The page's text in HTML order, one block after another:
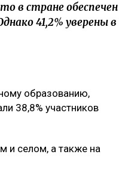
в стране обеспечен
41,2% уверены в
образованию,
38,8% участников
и селом, а также на